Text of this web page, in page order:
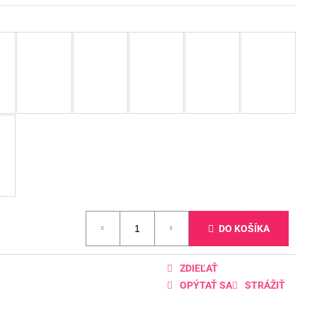
DO KOŠÍKA
OPÝTAŤ SA STRÁŽIŤ
ZDIEĽAŤ